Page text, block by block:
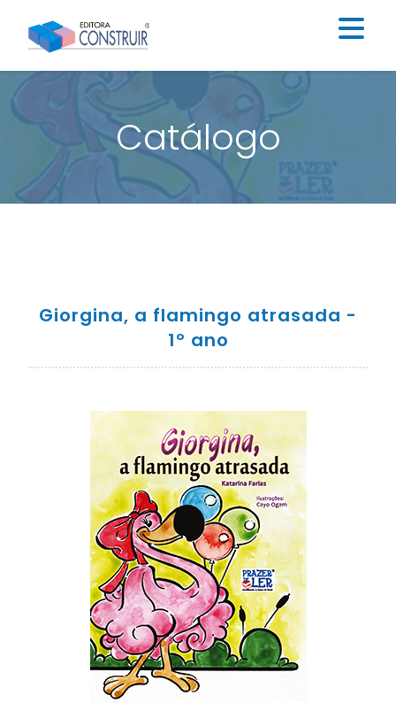
Institucional
Educação Infantil
Ensino Fundamental I
Contato
Catálogo
Giorgina, a flamingo atrasada -
1º ano